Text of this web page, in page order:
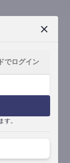
でログイン
。